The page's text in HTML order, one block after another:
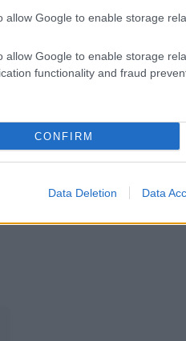
allow Google to enable storage
allow Google to enable storage
functionality and fraud
CONFIRM
Data Deletion Data
brojne reakcije na
u pitanje granice
na koji pojedinci